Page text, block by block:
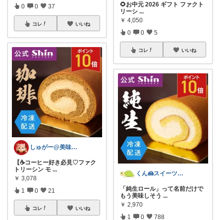
0 0 37
コレ いいね
しゅがー@美味しいスイーツや雑貨紹介
【☕コーヒー好き必見♡ファク
トリーシン モ ...
￥ 3,078
1 0 21
コレ いいね
🌻お中元 2026 ギフト ファクト
リーシ ...
￥ 4,050
0 0 5
コレ いいね
くん🍰スイーツ＆暮らし
「純生ロール」って名前だけで
もう美味しそう ...
￥ 2,970
1 0 788